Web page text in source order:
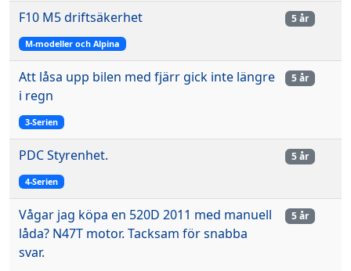
F10 M5 driftsäkerhet
M-modeller och Alpina
5 år
Att låsa upp bilen med fjärr gick inte längre
i regn
3-Serien
5 år
PDC Styrenhet.
4-Serien
5 år
Vågar jag köpa en 520D 2011 med manuell
låda? N47T motor. Tacksam för snabba
svar.
5 år